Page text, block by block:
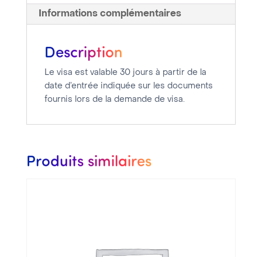
-
traitement
compris
entre
Informations complémentaires
Description
Le visa est valable 30 jours à partir de la
date d’entrée indiquée sur les documents
fournis lors de la demande de visa.
Produits similaires